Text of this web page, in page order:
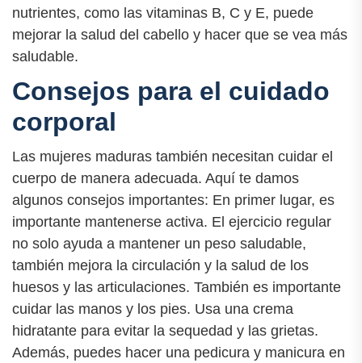
nutrientes, como las vitaminas B, C y E, puede
mejorar la salud del cabello y hacer que se vea más
saludable.
Consejos para el cuidado
corporal
Las mujeres maduras también necesitan cuidar el
cuerpo de manera adecuada. Aquí te damos
algunos consejos importantes: En primer lugar, es
importante mantenerse activa. El ejercicio regular
no solo ayuda a mantener un peso saludable,
también mejora la circulación y la salud de los
huesos y las articulaciones. También es importante
cuidar las manos y los pies. Usa una crema
hidratante para evitar la sequedad y las grietas.
Además, puedes hacer una pedicura y manicura en